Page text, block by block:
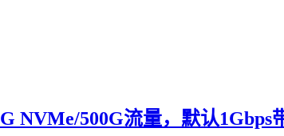
NVMe/500G流量，默认1Gbps